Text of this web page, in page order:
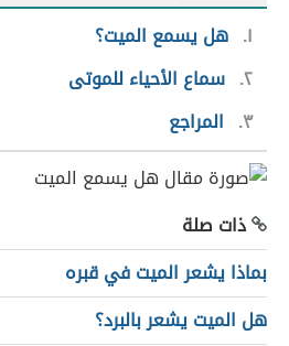
١ هل يسمع الميت؟
٢ سماع الأحياء للموتى
٣
المراجع
ذات صلة
بماذا يشعر الميت في قبره
هل الميت يشعر بالبرد؟